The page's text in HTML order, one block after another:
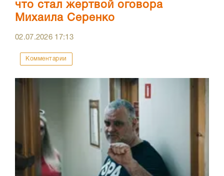
что стал жертвой оговора
Михаила Серенко
02.07.2026 17:13
Комментарии